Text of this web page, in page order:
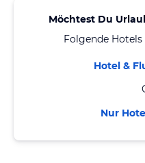
Möchtest Du
Folgende
Hotel &
Nur